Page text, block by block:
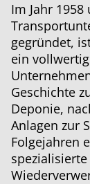
Im Jahr
gegründet,
ein
Geschichte
Deponie,
Anlagen zur
Folgejahren